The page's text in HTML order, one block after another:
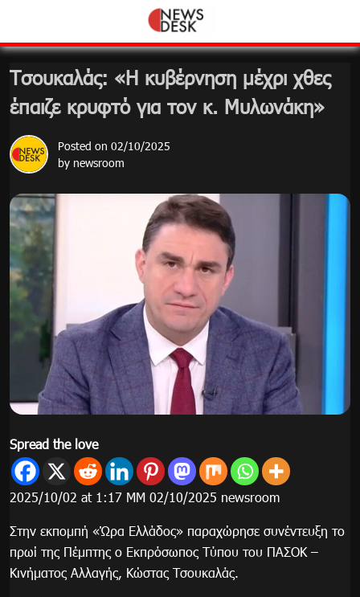
content
Τσουκαλάς: «Η κυβέρνηση μέχρι χθες
έπαιζε κρυφτό για τον κ. Μυλωνάκη»
Posted on 02/10/2025
by newsroom
Spread the love
2025/10/02 at 1:17 ΜΜ 02/10/2025 newsroom
Στην εκπομπή «Ώρα Ελλάδος» παραχώρησε συνέντευξη το
πρωί της Πέμπτης ο Εκπρόσωπος Τύπου του ΠΑΣΟΚ –
Κινήματος Αλλαγής, Κώστας Τσουκαλάς.